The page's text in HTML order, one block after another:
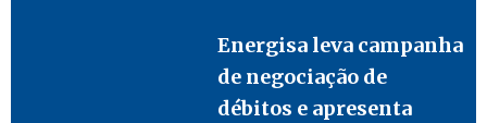
Energisa leva campanha
de negociação de
débitos e apresenta